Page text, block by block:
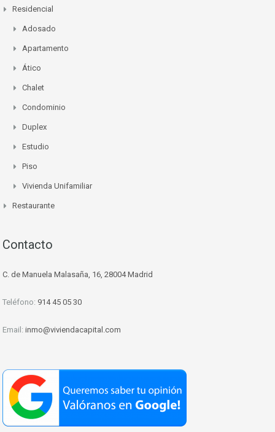
Residencial
Adosado
Apartamento
Ático
Chalet
Condominio
Duplex
Estudio
Piso
Vivienda Unifamiliar
Restaurante
Contacto
C. de Manuela Malasaña, 16, 28004 Madrid
Teléfono: 914 45 05 30
Email: inmo@viviendacapital.com